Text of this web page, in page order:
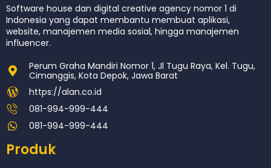
Software house dan digital creative agency nomor 1 di
Indonesia yang dapat membantu membuat aplikasi,
website, manajemen media sosial, hingga manajemen
influencer.
Perum Graha Mandiri Nomor 1, Jl Tugu Raya, Kel. Tugu,
Cimanggis, Kota Depok, Jawa Barat
https://alan.co.id
081-994-999-444
081-994-999-444
Produk